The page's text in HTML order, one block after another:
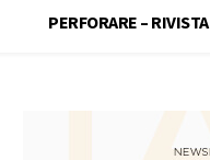
PERFORARE – RIVISTA